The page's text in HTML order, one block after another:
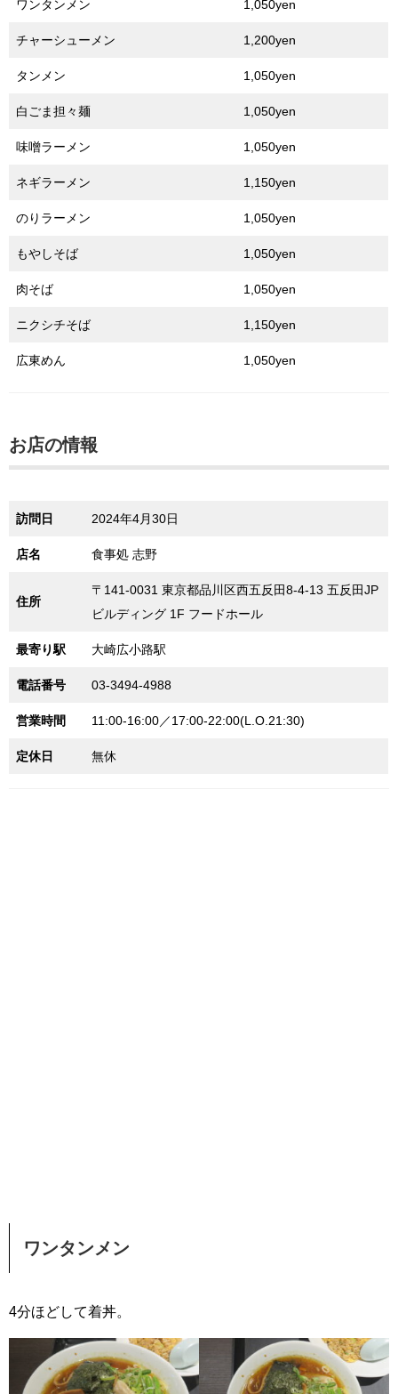
ワンタンメン 1,050yen
チャーシューメン 1,200yen
タンメン 1,050yen
白ごま担々麺 1,050yen
味噌ラーメン 1,050yen
ネギラーメン 1,150yen
のりラーメン 1,050yen
もやしそば 1,050yen
肉そば 1,050yen
ニクシチそば 1,150yen
広東めん 1,050yen
お店の情報
訪問日 2024年4月30日
店名 食事処 志野
住所
〒141-0031 東京都品川区西五反田8-4-13 五反田JP
ビルディング 1F フードホール
最寄り駅 大崎広小路駅
電話番号 03-3494-4988
営業時間 11:00-16:00／17:00-22:00(L.O.21:30)
定休日 無休
ワンタンメン
4分ほどして着丼。